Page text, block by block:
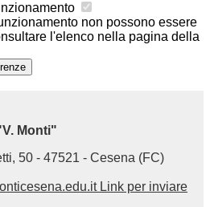
non possono essere
l'elenco nella pagina della
Monti"
50 - 47521 - Cesena (FC)
Link per inviare